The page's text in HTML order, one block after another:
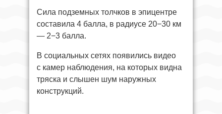
Сила подземных толчков в эпицентре
составила 4 балла, в радиусе 20−30 км
— 2−3 балла.
В социальных сетях появились видео
с камер наблюдения, на которых видна
тряска и слышен шум наружных
конструкций.